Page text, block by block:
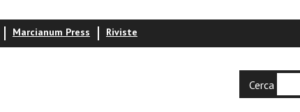
Marcianum Press Riviste
Cerca